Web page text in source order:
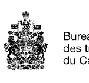
Sélection
de
la
langue